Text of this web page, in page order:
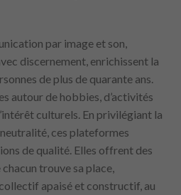
par image et son,
discernement, enrichissent la
de plus de quarante ans.
autour de hobbies, d’activités
culturels. En privilégiant la
ces plateformes
de qualité. Elles offrent des
trouve sa place,
apaisé et constructif, au